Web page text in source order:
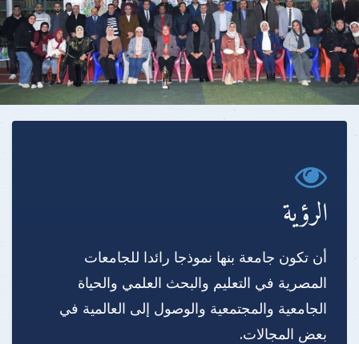
الرؤية
أن تكون جامعة بنها نموذجا رائدا للجامعات
المصرية في التعليم والبحث العلمي والحياة
الجامعية والمجتمعية والوصول إلى العالمية في
بعض المجالات.